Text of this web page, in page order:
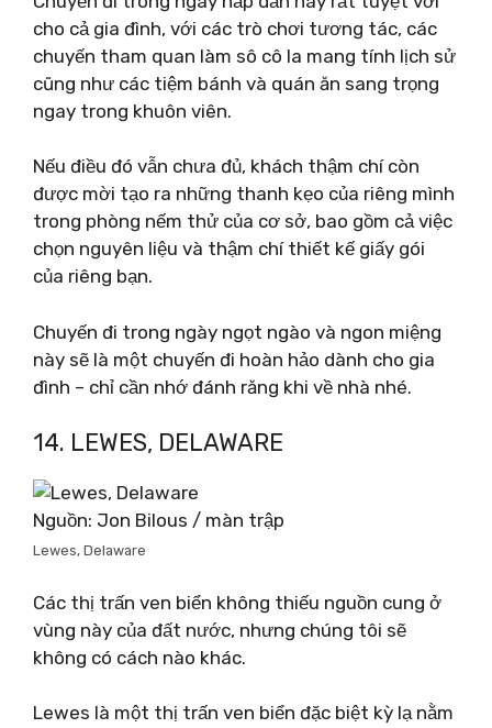
cho cả gia đình, với các trò chơi tương tác, các
chuyến tham quan làm sô cô la mang tính lịch sử
cũng như các tiệm bánh và quán ăn sang trọng
ngay trong khuôn viên.
Nếu điều đó vẫn chưa đủ, khách thậm chí còn
được mời tạo ra những thanh kẹo của riêng mình
trong phòng nếm thử của cơ sở, bao gồm cả việc
chọn nguyên liệu và thậm chí thiết kế giấy gói
của riêng bạn.
Chuyến đi trong ngày ngọt ngào và ngon miệng
này sẽ là một chuyến đi hoàn hảo dành cho gia
đình – chỉ cần nhớ đánh răng khi về nhà nhé.
14. LEWES, DELAWARE
Nguồn: Jon Bilous / màn trập
Lewes, Delaware
Các thị trấn ven biển không thiếu nguồn cung ở
vùng này của đất nước, nhưng chúng tôi sẽ
không có cách nào khác.
Lewes là một thị trấn ven biển đặc biệt kỳ lạ nằm